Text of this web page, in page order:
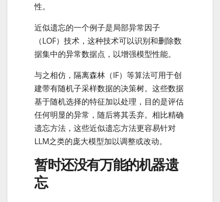
性。
近似遗忘的一个例子是局部异常因子
（LOF）技术，这种技术可以识别和删除数
据集中的异常数据点，以增强模型性能。
与之相仿，隔离森林（IF）等算法可用于创
建带有随机子采样数据的决策树。这些数据
基于随机选择的特征加以处理，目的是评估
任何明显的异常，随后将其丢弃。相比精确
遗忘方法，这些近似遗忘方法更容易针对
LLM之类的庞大模型加以调整或改动。
暂时还没有万能的机器遗
忘